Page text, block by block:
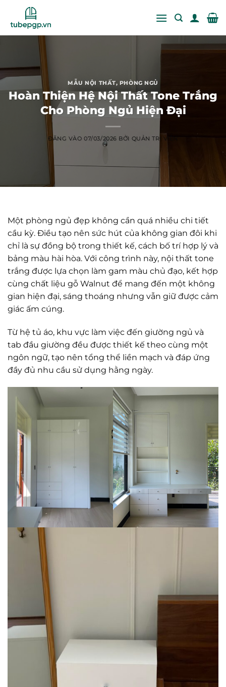
MẪU NỘI THẤT, PHÒNG NGỦ
Hoàn Thiện Hệ Nội Thất Tone Trắng
Cho Phòng Ngủ Hiện Đại
ĐĂNG VÀO07/03/2026 BỞI QUẢN TRỊ VIÊN
Một phòng ngủ đẹp không cần quá nhiều chi tiết
cầu kỳ. Điều tạo nên sức hút của không gian đôi khi
chỉ là sự đồng bộ trong thiết kế, cách bố trí hợp lý và
bảng màu hài hòa. Với công trình này, nội thất tone
trắng được lựa chọn làm gam màu chủ đạo, kết hợp
cùng chất liệu gỗ Walnut để mang đến một không
gian hiện đại, sáng thoáng nhưng vẫn giữ được cảm
giác ấm cúng.
Từ hệ tủ áo, khu vực làm việc đến giường ngủ và
tab đầu giường đều được thiết kế theo cùng một
ngôn ngữ, tạo nên tổng thể liền mạch và đáp ứng
đầy đủ nhu cầu sử dụng hằng ngày.